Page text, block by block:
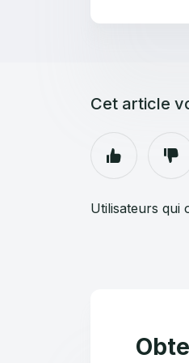
Cet article
Utilisateurs qui